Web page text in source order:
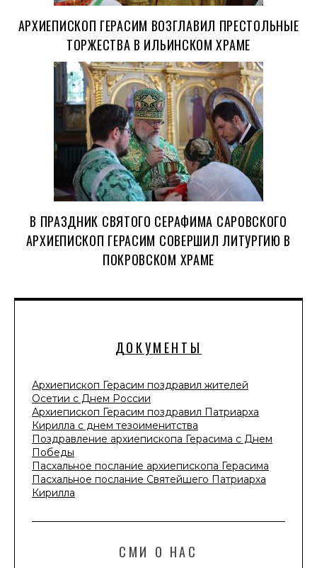
ДОКУМЕНТЫ
Архиепископ Герасим поздравил жителей
Осетии с Днем России
Архиепископ Герасим поздравил Патриарха
Кирилла с днем тезоименитства
Поздравление архиепископа Герасима с Днем
Победы
Пасхальное послание архиепископа Герасима
Пасхальное послание Святейшего Патриарха
Кирилла
СМИ О НАС
АРХИЕПИСКОП ГЕРАСИМ ВОЗГЛАВИЛ ПРЕСТОЛЬНЫЕ
ТОРЖЕСТВА В ИЛЬИНСКОМ ХРАМЕ
В ПРАЗДНИК СВЯТОГО СЕРАФИМА САРОВСКОГО
АРХИЕПИСКОП ГЕРАСИМ СОВЕРШИЛ ЛИТУРГИЮ В
ПОКРОВСКОМ ХРАМЕ